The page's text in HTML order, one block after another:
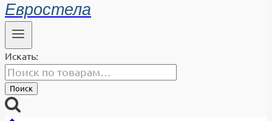
Евростела
Искать:
Поиск